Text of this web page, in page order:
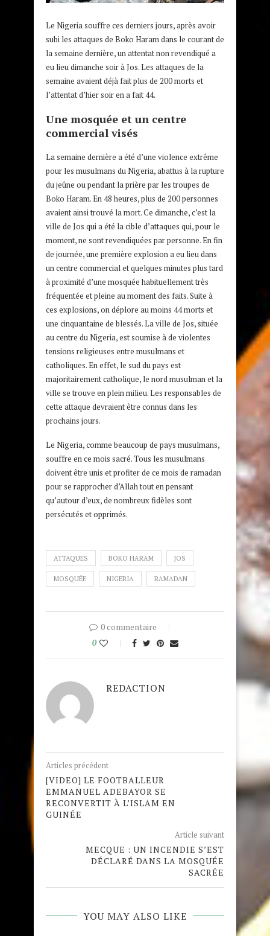
Le Nigeria souffre ces derniers jours, après avoir
subi les attaques de Boko Haram dans le courant de
la semaine dernière, un attentat non revendiqué a
eu lieu dimanche soir à Jos. Les attaques de la
semaine avaient déjà fait plus de 200 morts et
l’attentat d’hier soir en a fait 44.
Une mosquée et un centre
commercial visés
La semaine dernière a été d’une violence extrême
pour les musulmans du Nigeria, abattus à la rupture
du jeûne ou pendant la prière par les troupes de
Boko Haram. En 48 heures, plus de 200 personnes
avaient ainsi trouvé la mort. Ce dimanche, c’est la
ville de Jos qui a été la cible d’attaques qui, pour le
moment, ne sont revendiquées par personne. En fin
de journée, une première explosion a eu lieu dans
un centre commercial et quelques minutes plus tard
à proximité d’une mosquée habituellement très
fréquentée et pleine au moment des faits. Suite à
ces explosions, on déplore au moins 44 morts et
une cinquantaine de blessés. La ville de Jos, située
au centre du Nigeria, est soumise à de violentes
tensions religieuses entre musulmans et
catholiques. En effet, le sud du pays est
majoritairement catholique, le nord musulman et la
ville se trouve en plein milieu. Les responsables de
cette attaque devraient être connus dans les
prochains jours.
Le Nigeria, comme beaucoup de pays musulmans,
souffre en ce mois sacré. Tous les musulmans
doivent être unis et profiter de ce mois de ramadan
pour se rapprocher d’Allah tout en pensant
qu’autour d’eux, de nombreux fidèles sont
persécutés et opprimés.
ATTAQUES BOKO HARAM JOS
MOSQUÉE NIGERIA RAMADAN
0 commentaire
0
REDACTION
Articles précédent
[VIDEO] LE FOOTBALLEUR
EMMANUEL ADEBAYOR SE
RECONVERTIT À L’ISLAM EN
GUINÉE
Article suivant
MECQUE : UN INCENDIE S’EST
DÉCLARÉ DANS LA MOSQUÉE
SACRÉE
YOU MAY ALSO LIKE